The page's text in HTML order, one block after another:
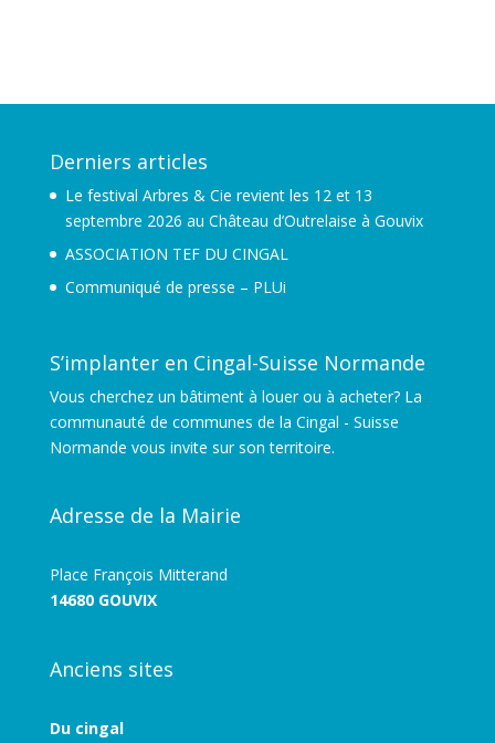
Derniers articles
Le festival Arbres & Cie revient les 12 et 13
septembre 2026 au Château d’Outrelaise à Gouvix
ASSOCIATION TEF DU CINGAL
Communiqué de presse – PLUi
S’implanter en Cingal-Suisse Normande
Vous cherchez un bâtiment à louer ou à acheter? La
communauté de communes de la Cingal - Suisse
Normande vous invite sur son territoire.
Adresse de la Mairie
Place François Mitterand
14680 GOUVIX
Anciens sites
Du cingal